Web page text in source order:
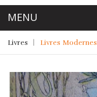
Livres Livres Modernes